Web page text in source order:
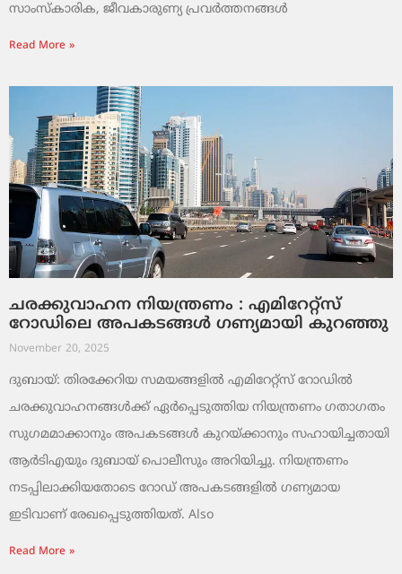
സാംസ്‌കാരിക, ജീവകാരുണ്യ പ്രവർത്തനങ്ങൾ
Read More »
ചരക്കുവാഹന നിയന്ത്രണം : എമിറേറ്റ്സ്
റോഡിലെ അപകടങ്ങൾ ഗണ്യമായി കുറഞ്ഞു
November 20, 2025
ദുബായ്: തിരക്കേറിയ സമയങ്ങളിൽ എമിറേറ്റ്സ് റോഡിൽ
ചരക്കുവാഹനങ്ങൾക്ക് ഏർപ്പെടുത്തിയ നിയന്ത്രണം ഗതാഗതം
സുഗമമാക്കാനും അപകടങ്ങൾ കുറയ്ക്കാനും സഹായിച്ചതായി
ആർടിഎയും ദുബായ് പൊലീസും അറിയിച്ചു. നിയന്ത്രണം
നടപ്പിലാക്കിയതോടെ റോഡ് അപകടങ്ങളിൽ ഗണ്യമായ
ഇടിവാണ് രേഖപ്പെടുത്തിയത്. Also
Read More »